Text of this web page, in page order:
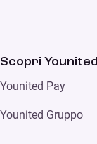
Scopri Younited
Younited Pay
Younited Gruppo